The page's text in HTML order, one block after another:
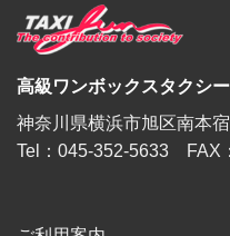
高級ワンボックスタクシ
神奈川県横浜市旭区南本
Tel：045-352-5633 FAX